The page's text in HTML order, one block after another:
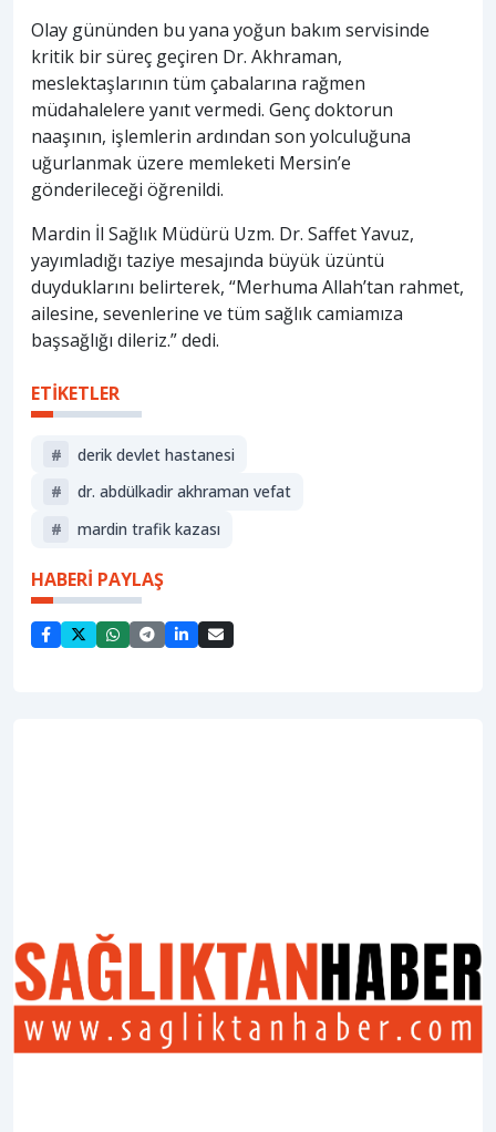
Olay gününden bu yana yoğun bakım servisinde
kritik bir süreç geçiren Dr. Akhraman,
meslektaşlarının tüm çabalarına rağmen
müdahalelere yanıt vermedi. Genç doktorun
naaşının, işlemlerin ardından son yolculuğuna
uğurlanmak üzere memleketi Mersin’e
gönderileceği öğrenildi.
Mardin İl Sağlık Müdürü Uzm. Dr. Saffet Yavuz,
yayımladığı taziye mesajında büyük üzüntü
duyduklarını belirterek, “Merhuma Allah’tan rahmet,
ailesine, sevenlerine ve tüm sağlık camiamıza
başsağlığı dileriz.” dedi.
ETİKETLER
#
derik devlet hastanesi
#
dr. abdülkadir akhraman vefat
#
mardin trafik kazası
HABERİ PAYLAŞ